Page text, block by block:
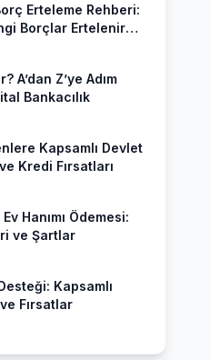
Erteleme Rehberi:
Borçlar Ertelenir
A’dan Z’ye Adım
Bankacılık
Kapsamlı Devlet
Kredi Fırsatları
Hanımı Ödemesi:
ve Şartlar
Kapsamlı
Fırsatlar